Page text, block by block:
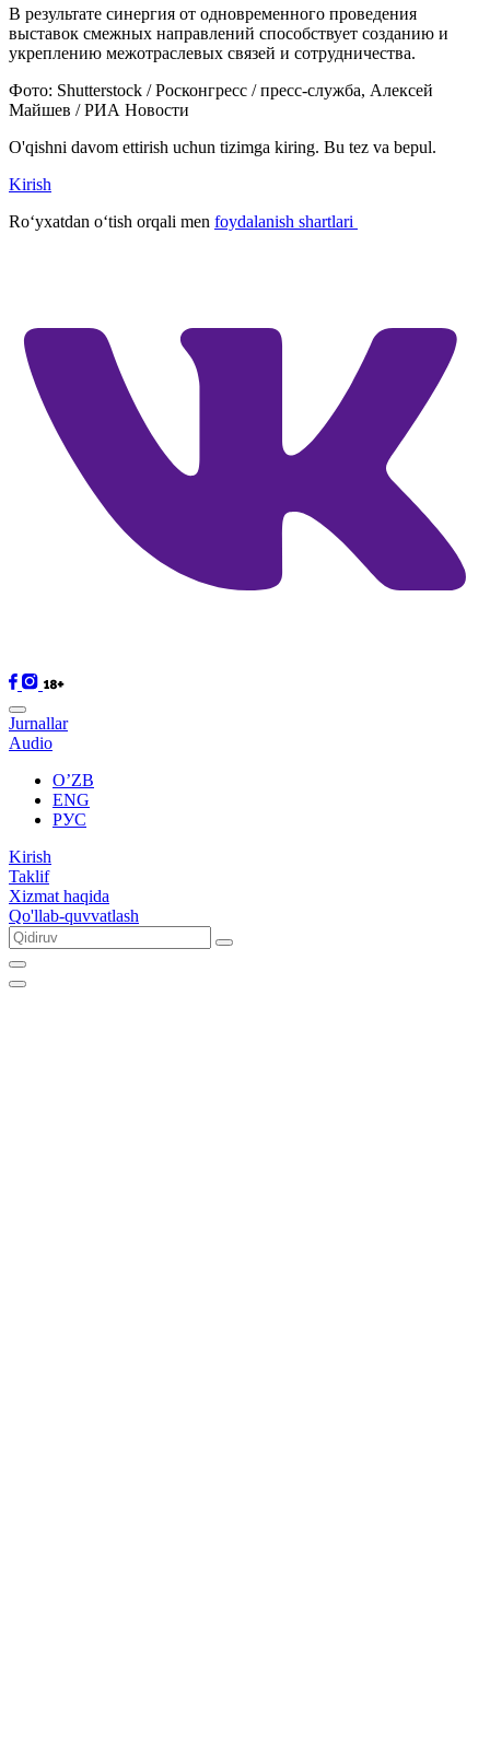
В результате синергия от одновременного проведения
выставок смежных направлений способствует созданию и
укреплению межотраслевых связей и сотрудничества.
Фото: Shutterstock / Росконгресс / пресс-служба, Алексей
Майшев / РИА Новости
O'qishni davom ettirish uchun tizimga kiring. Bu tez va bepul.
Kirish
Roʻyxatdan oʻtish orqali men foydalanish shartlari
Jurnallar
Audio
O’ZB
ENG
РУС
Kirish
Taklif
Xizmat haqida
Qo'llab-quvvatlash